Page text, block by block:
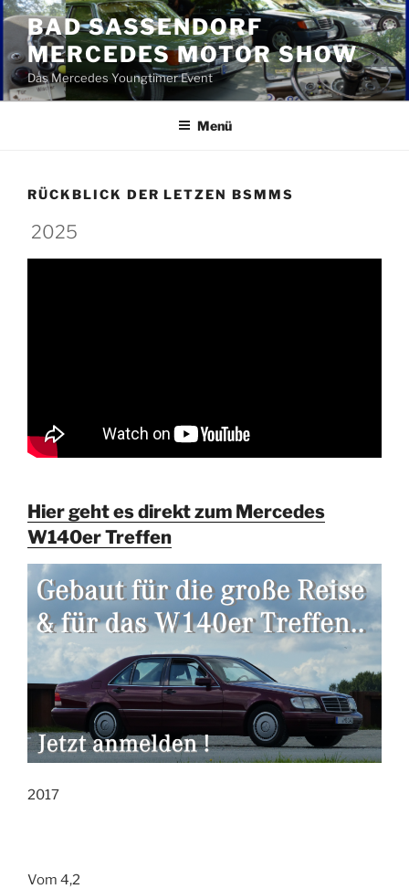
Zum
Inhalt
springen
BAD SASSENDORF
MERCEDES MOTOR SHOW
Das Mercedes Youngtimer Event
Menü
RÜCKBLICK DER LETZEN BSMMS
2025
Hier geht es direkt zum Mercedes
W140er Treffen
2017
Vom 4,2